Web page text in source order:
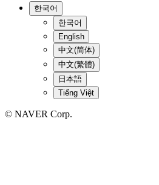
한국어
한국어
English
中文(简体)
中文(繁體)
日本語
Tiếng Việt
© NAVER Corp.